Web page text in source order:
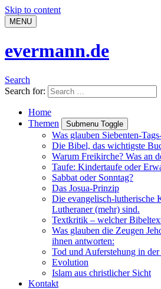
Skip to content
MENU
evermann.de
Search
Search for:
Home
Themen
Submenu Toggle
Was glauben Siebenten-
Die Bibel, das wichtigste
Warum Freikirche? Was an
Taufe: Kindertaufe oder
Sabbat oder Sonntag?
Das Josua-Prinzip
Die evangelisch-lutherische
Lutheraner (mehr) sind.
Textkritik – welcher
Was glauben die Zeugen
ihnen antworten:
Tod und Auferstehung in
Evolution
Islam aus christlicher Sicht
Kontakt